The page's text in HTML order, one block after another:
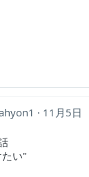
11月5日
い"